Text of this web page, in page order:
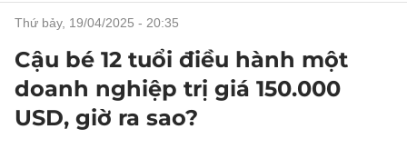
thứ bảy, 19/04/2025 - 20:35
Cậu bé 12 tuổi điều hành một
doanh nghiệp trị giá 150.000
USD, giờ ra sao?